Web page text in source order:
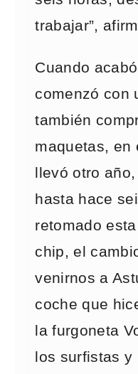
trabajar”,
Cuando
comenzó con
también
maquetas, en
llevó otro
hasta hace
retomado
chip, el
venirnos a
coche que
la furgoneta
los surfistas y